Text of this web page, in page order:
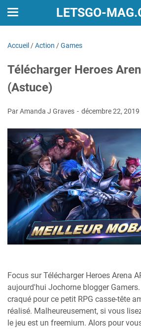
LETSGO-
Accueil /Action /Games
Télécharger Heroes
(Astuce)
Par Amanda J Graves décembre 22, 2019
Focus sur Télécharger Heroes Arena
aujourd'hui Jochorne blogger
craqué pour ce petit RPG casse-tête
réalisé. Malheureusement, si vous
le jeu est un freemium. Alors pour